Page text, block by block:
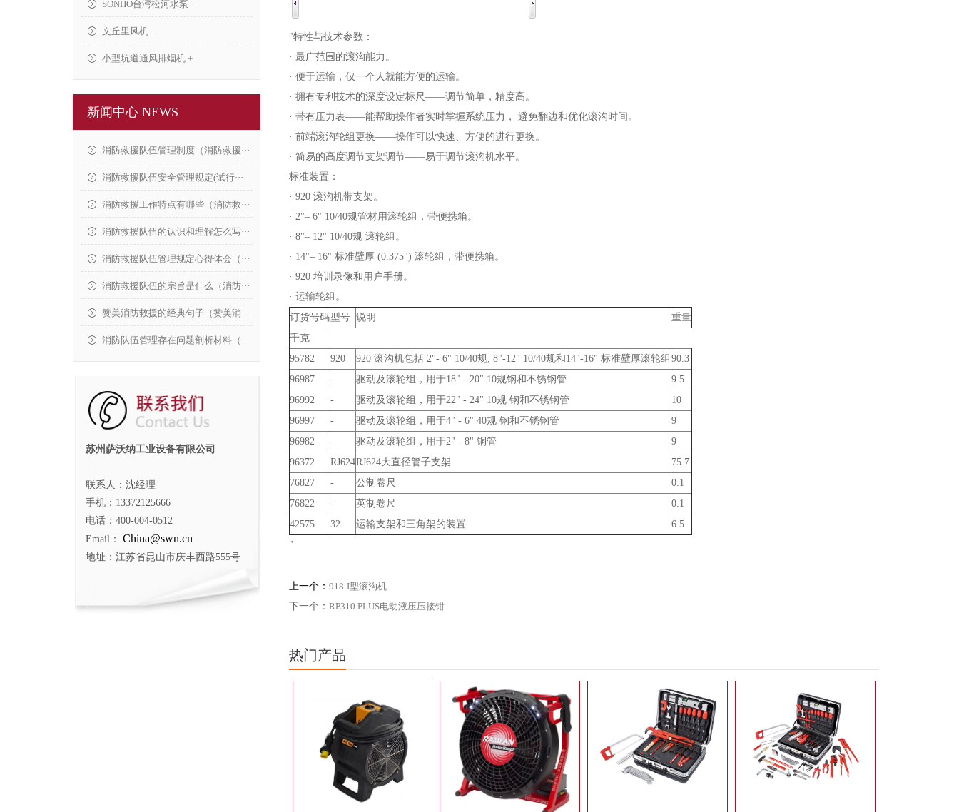
SONHO台湾松河水泵 +
文丘里风机 +
小型坑道通风排烟机 +
新闻中心 NEWS
消防救援队伍管理制度（消防救援···
消防救援队伍安全管理规定(试行···
消防救援工作特点有哪些（消防救···
消防救援队伍的认识和理解怎么写···
消防救援队伍管理规定心得体会（···
消防救援队伍的宗旨是什么（消防···
赞美消防救援的经典句子（赞美消···
消防队伍管理存在问题剖析材料（···
苏州萨沃纳工业设备有限公司
联系人：沈经理
手机：13372125666
电话：400-004-0512
Email：
China@swn.cn
地址：江苏省昆山市庆丰西路555号
"特性与技术参数：
· 最广范围的滚沟能力。
· 便于运输，仅一个人就能方便的运输。
· 拥有专利技术的深度设定标尺——调节简单，精度高。
· 带有压力表——能帮助操作者实时掌握系统压力， 避免翻边和优化滚沟时间。
· 前端滚沟轮组更换——操作可以快速、方便的进行更换。
· 简易的高度调节支架调节——易于调节滚沟机水平。
标准装置：
· 920 滚沟机带支架。
· 2"– 6" 10/40规管材用滚轮组，带便携箱。
· 8"– 12" 10/40规 滚轮组。
· 14"– 16" 标准壁厚 (0.375") 滚轮组，带便携箱。
· 920 培训录像和用户手册。
· 运输轮组。
订货号码型号 说明
重量
千克
95782
920 920 滚沟机包括 2"- 6" 10/40规, 8"-12" 10/40规和14"-16" 标准壁厚滚轮组 90.3
96987
- 驱动及滚轮组，用于18" - 20" 10规钢和不锈钢管
9.5
96992
- 驱动及滚轮组，用于22" - 24" 10规 钢和不锈钢管
10
96997
- 驱动及滚轮组，用于4" - 6" 40规 钢和不锈钢管
9
96982
- 驱动及滚轮组，用于2" - 8" 铜管
9
96372
RJ624RJ624大直径管子支架
75.7
76827
- 公制卷尺
0.1
76822
- 英制卷尺
0.1
42575
32 运输支架和三角架的装置
6.5
"
上一个： 918-I型滚沟机
下一个： RP310 PLUS电动液压压接钳
热门产品